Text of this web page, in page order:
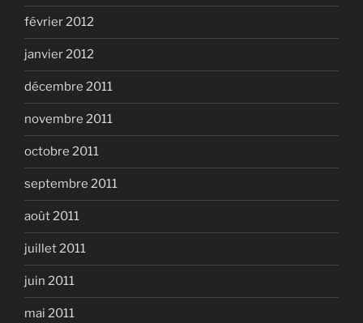
février 2012
janvier 2012
décembre 2011
novembre 2011
octobre 2011
septembre 2011
août 2011
juillet 2011
juin 2011
mai 2011